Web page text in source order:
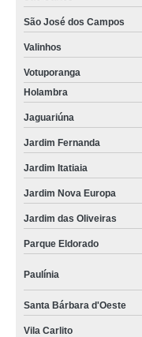
São José dos Campos
Valinhos
Votuporanga
Holambra
Jaguariúna
Jardim Fernanda
Jardim Itatiaia
Jardim Nova Europa
Jardim das Oliveiras
Parque Eldorado
Paulínia
Santa Bárbara d'Oeste
Vila Carlito